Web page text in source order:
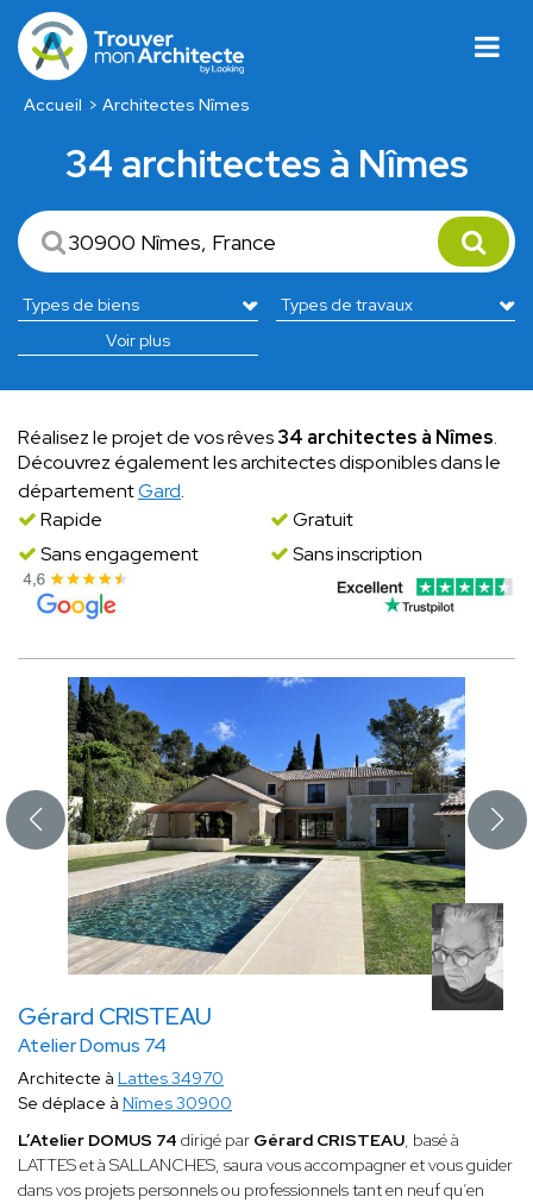
Accueil Architectes Nîmes
34 architectes à Nîmes
Voir plus
Réalisez le projet de vos rêves34 architectes à Nîmes.
Découvrez également les architectes disponibles dans le
départementGard.
Rapide
Gratuit
Sans engagement
Sans inscription
Gérard CRISTEAU
Atelier Domus 74
Architecte à Lattes 34970
Se déplace à Nîmes 30900
L’Atelier DOMUS 74 dirigé par Gérard CRISTEAU, basé à
LATTES et à SALLANCHES, saura vous accompagner et vous guider
dans vos projets personnels ou professionnels tant en neuf qu’en